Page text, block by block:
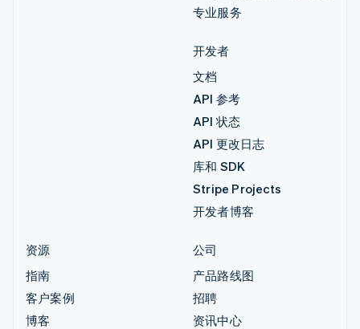
专业服务
开发者
文档
API 参考
API 状态
API 更改日志
库和 SDK
Stripe Projects
开发者博客
资源
指南
客户案例
博客
公司
产品路线图
招聘
资讯中心